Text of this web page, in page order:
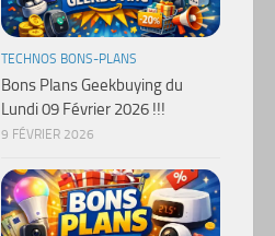
TECHNOS BONS-PLANS
Bons Plans Geekbuying du
Lundi 09 Février 2026 !!!
9 FÉVRIER 2026